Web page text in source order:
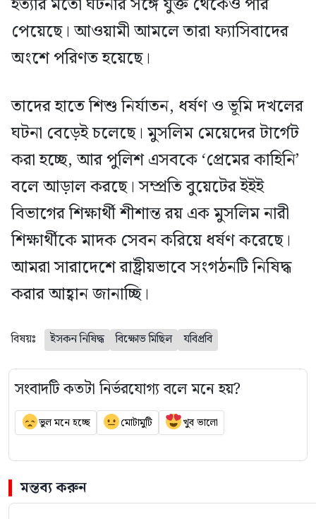
পেয়েছে। আওয়ামী আমলে তারা ফ্যাসিবাদের
অংশে পরিণত হয়েছে।
তাদের হাতে শিশু নির্যাতন, ধর্ষণ ও ভূমি দখলের
ঘটনা বেড়েই চলেছে। মুসলিম মেয়েদের টার্গেট
করা হচ্ছে, আর পুলিশ এসবকে ‘প্রেমের কাহিনি’
বলে আড়াল করছে। সম্প্রতি বুয়েটের ইইই
বিভাগের শিক্ষার্থী শীশান্ত রয় এক মুসলিম নারী
শিক্ষার্থীকে মাদক সেবন করিয়ে ধর্ষণ করেছে।
আমরা সারাদেশে রাষ্ট্রীয়ভাবে সংগঠনটি নিষিদ্ধ
করার আহ্বান জানাচ্ছি।
বিষয়ঃ ইসকন নিষিদ্ধ বিক্ষোভ মিছিল যবিপ্রবি
সংবাদটি কতটা নির্ভরযোগ্য বলে মনে হয়?
ভুল মনে হচ্ছে মোটামুটি খুব ভালো
মন্তব্য করুন